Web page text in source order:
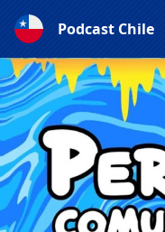
Podcast Chile